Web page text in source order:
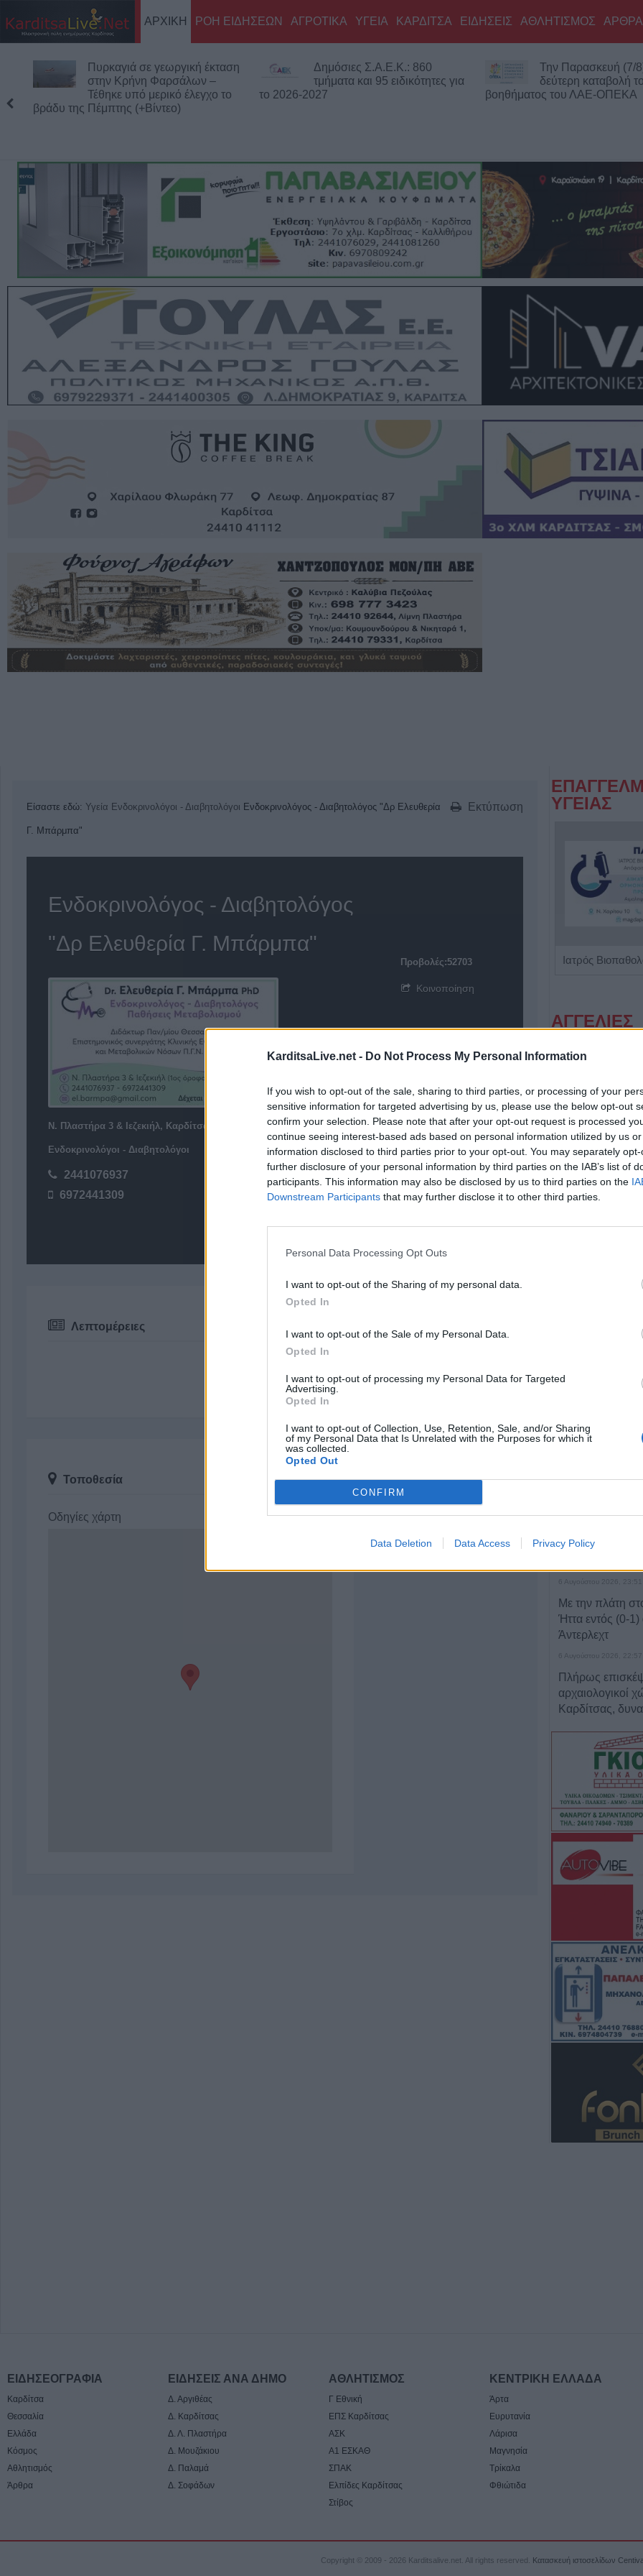
KarditsaLive.net - Do Not Process My Personal Information
If you wish to opt-out of the sale, sharing to third parties, or processing of your
sensitive information for targeted advertising by us, please use the below opt-out
confirm your selection. Please note that after your opt-out request is processed
continue seeing interest-based ads based on personal information utilized by us
information disclosed to third parties prior to your opt-out. You may separately
further disclosure of your personal information by third parties on the IAB’s list of
participants. This information may also be disclosed by us to third parties on the
Downstream Participants that may further disclose it to other third parties.
Personal Data Processing Opt Outs
I want to opt-out of the Sharing of my personal data.
Opted In
I want to opt-out of the Sale of my Personal Data.
Opted In
I want to opt-out of processing my Personal Data for Targeted
Advertising.
Opted In
I want to opt-out of Collection, Use, Retention, Sale, and/or Sharing
of my Personal Data that Is Unrelated with the Purposes for which it
was collected.
Opted Out
CONFIRM
Data Deletion Data Access Privacy Policy
ΑΡΧΙΚΗ ΡΟΗ ΕΙΔΗΣΕΩΝ ΑΓΡΟΤΙΚΑ ΥΓΕΙΑ ΚΑΡΔΙΤΣΑ ΕΙΔΗΣΕΙΣ ΑΘΛΗΤΙΣΜΟΣ ΑΡΘΡΑ
Πυρκαγιά σε γεωργική έκταση
στην Κρήνη Φαρσάλων –
Τέθηκε υπό μερικό έλεγχο το
βράδυ της Πέμπτης (+Βίντεο)
Δημόσιες Σ.Α.Ε.Κ.: 860
τμήματα και 95 ειδικότητες για
το 2026-2027
Την Παρασκευή (7/
δεύτερη καταβολή
βοηθήματος του ΛΑΕ-ΟΠΕΚΑ
Εκτύπωση
Είσαστε εδώ: Υγεία Ενδοκρινολόγοι - Διαβητολόγοι Ενδοκρινολόγος - Διαβητολόγος "Δρ Ελευθερία
Γ. Μπάρμπα"
Ενδοκρινολόγος - Διαβητολόγος
"Δρ Ελευθερία Γ. Μπάρμπα"
Ν. Πλαστήρα 3 & Ιεζεκιήλ, Καρδίτσα 43100
Ενδοκρινολόγοι - Διαβητολόγοι
2441076937
6972441309
Προβολές:52703
Κοινοποίηση
Λεπτομέρειες
Τοποθεσία
Οδηγίες χάρτη
Ιεζεκιήλ, Καρδίτσα
Ιστοσελίδα
ΥΓΕΙΑΣ
ΑΓΓΕΛΙΕΣ
Η Αποκατάσταση Α.Ε. αναζητά για εργασία Νοσηλευτές και Βοηθούς Νοσηλευτές
αποτελέσματα
αγώνων του
7 Αυγούστου 2026, 00:10
“Ciao espresso
6 Αυγούστου 2026, 23:51
Με την πλάτη
Ήττα εντός (0-1)
Άντερλεχτ
6 Αυγούστου 2026, 22:57
Πλήρως
αρχαιολογικοί
Καρδίτσας,
6 Αυγούστου 2026, 22:48
Σύγκρουση δύο
Γερμανία –
τραυματίες
6 Αυγούστου 2026, 21:11
Συρία: Δύο
τραυματίες από
λεωφορείο
Έκτακτος
προστασίας για
Νείλου στην
6 Αυγούστου 2026, 19:35
Χαλκίδα:
Υψηλή Γέφυρα
νερά του
6 Αυγούστου 2026, 19:32
Καλαμπάκα:
απεγκλώβισαν
από πτώση στη
6 Αυγούστου 2026, 19:29
Τροχαίο στην
υπό μερικό
Δημόσιες
ΛΑΕ-ΟΠΕΚΑ
6 Αυγούστου 2026, 16:31
ΕΙΔΗΣΕΟΓΡΑΦΙΑ
Καρδίτσα
Θεσσαλία
Ελλάδα
Κόσμος
Αθλητισμός
Άρθρα
ΕΙΔΗΣΕΙΣ ΑΝΑ ΔΗΜΟ
Δ. Αργιθέας
Δ. Καρδίτσας
Δ. Λ. Πλαστήρα
Δ. Μουζάκιου
Δ. Παλαμά
Δ. Σοφάδων
ΑΘΛΗΤΙΣΜΟΣ
Γ Εθνική
ΕΠΣ Καρδίτσας
ΑΣΚ
Α1 ΕΣΚΑΘ
ΣΠΑΚ
Ελπίδες Καρδίτσας
Στίβος
ΚΕΝΤΡΙΚΗ ΕΛΛΑΔΑ
Άρτα
Ευρυτανία
Λάρισα
Μαγνησία
Τρίκαλα
Φθιώτιδα
Copyright © 2009 - 2026 Karditsalive.net. All rights reserved. Κατασκευή ιστοσελίδων Centiva